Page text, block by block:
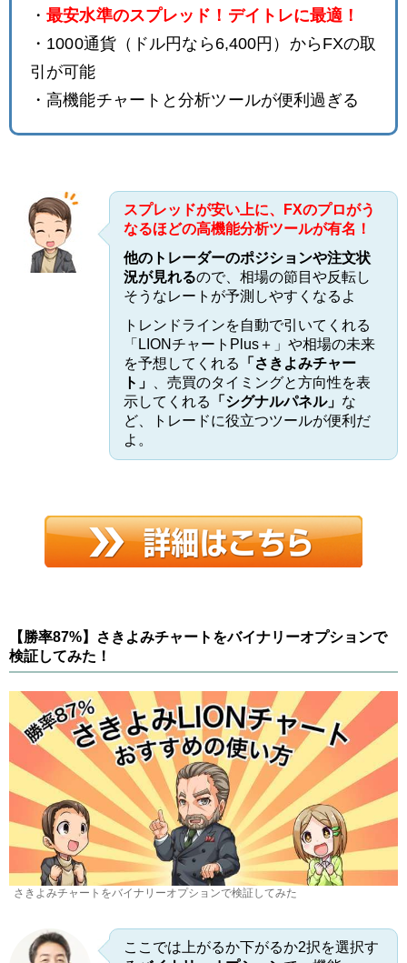
・最安水準のスプレッド！デイトレに最適！
・1000通貨（ドル円なら6,400円）からFXの取
引が可能
・高機能チャートと分析ツールが便利過ぎる
スプレッドが安い上に、FXのプロがう
なるほどの高機能分析ツールが有名！
他のトレーダーのポジションや注文状
況が見れるので、相場の節目や反転し
そうなレートが予測しやすくなるよ
トレンドラインを自動で引いてくれる
「LIONチャートPlus＋」や相場の未来
を予想してくれる
「さきよみチャー
ト」
、売買のタイミングと方向性を表
示してくれる
「シグナルパネル」 な
ど、トレードに役立つツールが便利だ
よ。
【勝率87%】さきよみチャートをバイナリーオプションで
検証してみた！
さきよみチャートをバイナリーオプションで検証してみた
ここでは上がるか下がるか2択を選択す